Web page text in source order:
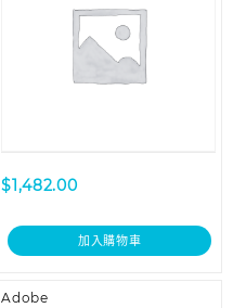
$1,482.00
加入購物車
Adobe